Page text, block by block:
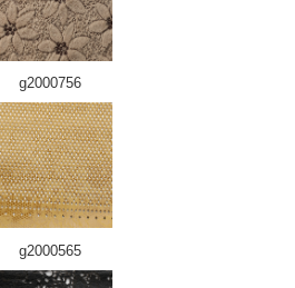
g2000756
g2000565